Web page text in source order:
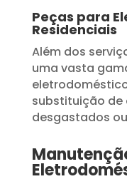
Peças para
Residenciais
Além dos
uma vasta
substituição de
desgastados